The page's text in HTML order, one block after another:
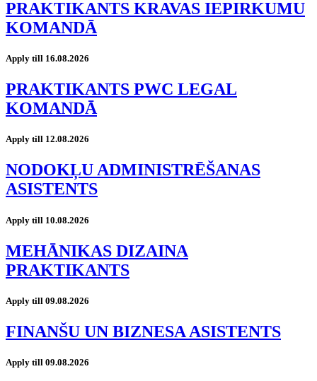
PRAKTIKANTS KRAVAS IEPIRKUMU
KOMANDĀ
Apply till 16.08.2026
PRAKTIKANTS PWC LEGAL
KOMANDĀ
Apply till 12.08.2026
NODOKĻU ADMINISTRĒŠANAS
ASISTENTS
Apply till 10.08.2026
MEHĀNIKAS DIZAINA
PRAKTIKANTS
Apply till 09.08.2026
FINANŠU UN BIZNESA ASISTENTS
Apply till 09.08.2026